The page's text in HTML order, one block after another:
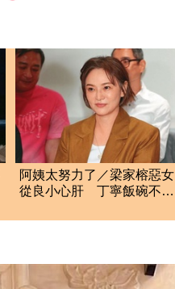
阿姨太努力了／梁家榕惡女
從良小心肝 丁寧飯碗不保